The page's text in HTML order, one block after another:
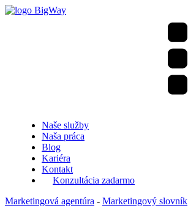
Naše služby
Naša práca
Blog
Kariéra
Kontakt
Konzultácia zadarmo
Marketingová agentúra - Marketingový slovník